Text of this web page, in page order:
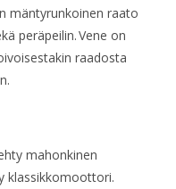
mäntyrunkoinen raato
peräpeilin. Vene on
raadosta
mahonkinen
klassikkomoottori.